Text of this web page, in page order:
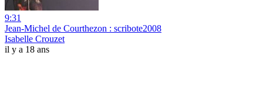
9:31
Jean-Michel de Courthezon : scribote2008
Isabelle Crouzet
il y a 18 ans